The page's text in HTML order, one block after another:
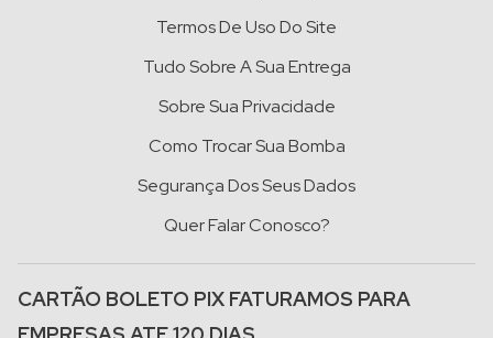
Termos De Uso Do Site
Tudo Sobre A Sua Entrega
Sobre Sua Privacidade
Como Trocar Sua Bomba
Segurança Dos Seus Dados
Quer Falar Conosco?
CARTÃO BOLETO PIX FATURAMOS PARA